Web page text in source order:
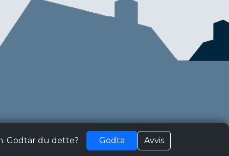
Godtar du dette? Godta Avvis